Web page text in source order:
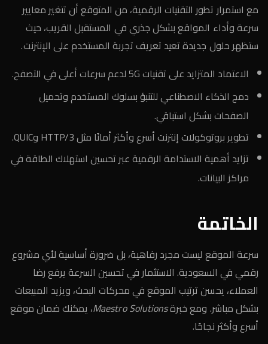
مع استمرار تطور التقنيات الرقمية، من المتوقع أن تتغير معايير
سرعة وأداء المواقع بشكل جذري في المستقبل القريب، حيث
ستظهر حلول جديدة تعيد تعريف تجربة المستخدم على الإنترنت.
الاعتماد المتزايد على تقنيات 5G لدعم سرعات أعلى في التصفح.
دمج الذكاء الاصطناعي للتنبؤ بسلوك المستخدم وتحميل
الصفحات بشكل استباقي.
تطوير بروتوكولات إنترنت أسرع وأكثر أمانًا مثل HTTP/3 وQUIC.
تزايد أهمية الاستدامة الرقمية عبر تحسين استهلاك الطاقة في
مراكز البيانات.
الخاتمة
سرعة الموقع ليست مجرد رفاهية، بل ضرورة أساسية لأي مشروع
رقمي في السعودية. الاستثمار في تحسين السرعة يرفع رضا
العملاء، يحسن ترتيب الموقع في محركات البحث، ويزيد المبيعات
بشكل مباشر. ومع خبرةMaestro Solutions، يمكنك ضمان موقع
أسرع وأكثر نجاحًا.